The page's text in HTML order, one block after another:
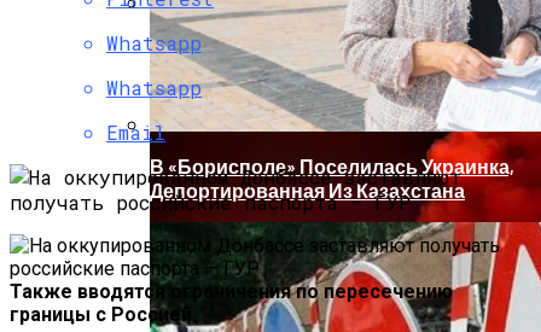
Коронавирус В США Оказался
Смертоноснее «испанки» 1918 Года
В «Борисполе» Поселилась Украинка,
Депортированная Из Казахстана
Whatsapp
Whatsapp
Email
Также вводятся ограничения по пересечению
границы с Россией.